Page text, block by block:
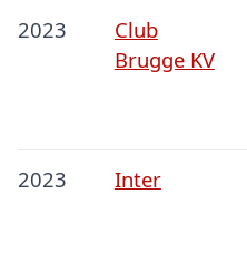
2023
Club
Brugge KV
2023 Inter